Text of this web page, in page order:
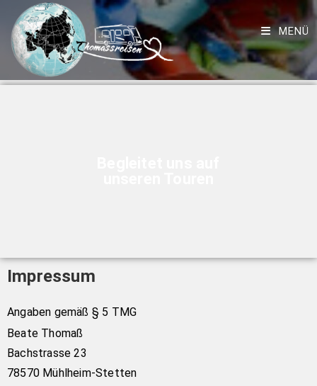
MENÜ
Impressum
Angaben gemäß § 5 TMG
Beate Thomaß
Bachstrasse 23
78570 Mühlheim-Stetten